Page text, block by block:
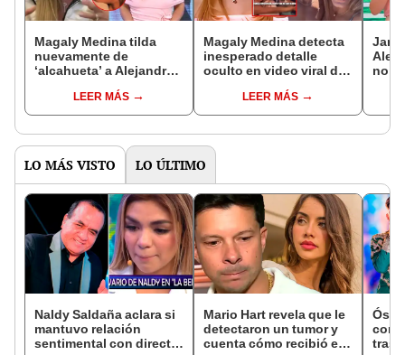
Magaly Medina tilda
nuevamente de
‘alcahueta’ a Alejandra
justificarse por el video
de Mario Irivarren:
escondiste la mano”
LEER MÁS
Magaly Medina detecta
inesperado detalle
oculto en video viral de
Mario Irivarren: "No
desmiente"
LEER MÁS
no
LO MÁS VISTO LO ÚLTIMO
Naldy Saldaña aclara si
mantuvo relación
sentimental con director
Mario Hart revela que le
detectaron un tumor y
cuenta cómo recibió el
tras